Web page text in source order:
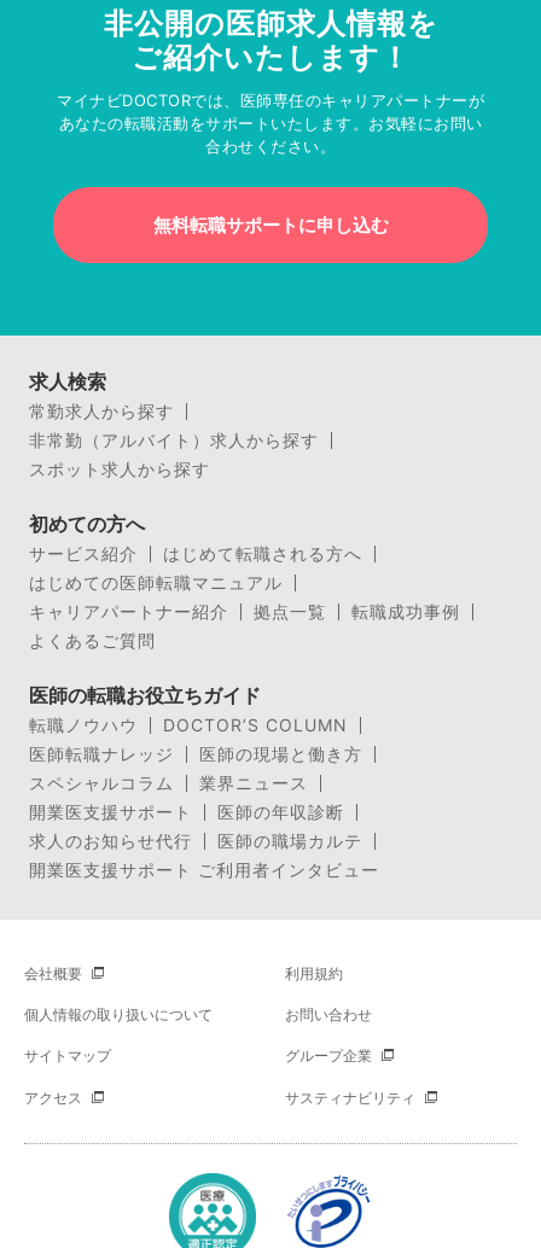
非公開の医師求人情報を
ご紹介いたします！
マイナビDOCTORでは、医師専任のキャリアパートナーが
あなたの転職活動をサポートいたします。お気軽にお問い
合わせください。
無料転職サポートに申し込む
求人検索
常勤求人から探す
非常勤（アルバイト）求人から探す
スポット求人から探す
初めての方へ
サービス紹介
はじめて転職される方へ
はじめての医師転職マニュアル
キャリアパートナー紹介
拠点一覧
転職成功事例
よくあるご質問
医師の転職お役立ちガイド
転職ノウハウ
DOCTOR’S COLUMN
医師転職ナレッジ
医師の現場と働き方
スペシャルコラム
業界ニュース
開業医支援サポート
医師の年収診断
求人のお知らせ代行
医師の職場カルテ
開業医支援サポート ご利用者インタビュー
会社概要 利用規約
個人情報の取り扱いについて お問い合わせ
サイトマップ グループ企業
アクセス サスティナビリティ